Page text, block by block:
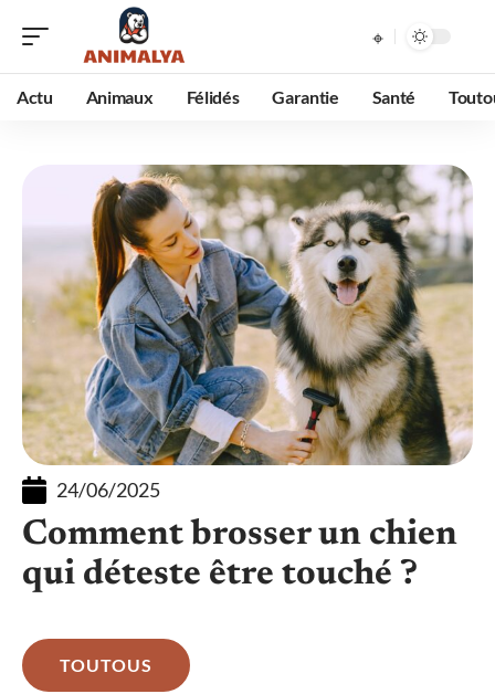
Actu Animaux Félidés Garantie Santé
24/06/2025
Comment brosser un chien
qui déteste être touché ?
TOUTOUS